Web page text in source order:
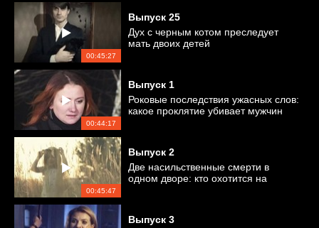
00:45:27
Выпуск 25
Дух с черным котом преследует
мать двоих детей
00:44:17
Выпуск 1
Роковые последствия ужасных слов:
какое проклятие убивает мужчин
00:45:47
Выпуск 2
Две насильственные смерти в
одном дворе: кто охотится на
Выпуск 3